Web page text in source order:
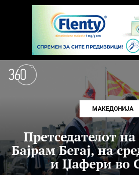
МАКЕДОНИЈА
Претседателот
Бајрам Бегај, на
и Џафери во